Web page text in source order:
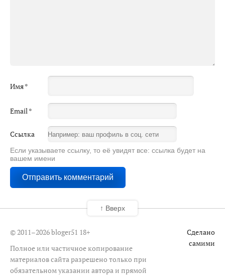
Имя*
Email*
Ссылка
Если указываете ссылку, то её увидят все: ссылка будет на
вашем имени
© 2011–2026 bloger51 18+
Полное или частичное копирование
материалов сайта разрешено только при
обязательном указании автора и прямой
Сделано
самими
↑ Вверх